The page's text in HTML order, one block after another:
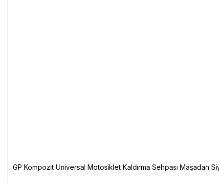
GP Kompozit Universal Motosiklet Kaldırma Sehpası Maşadan